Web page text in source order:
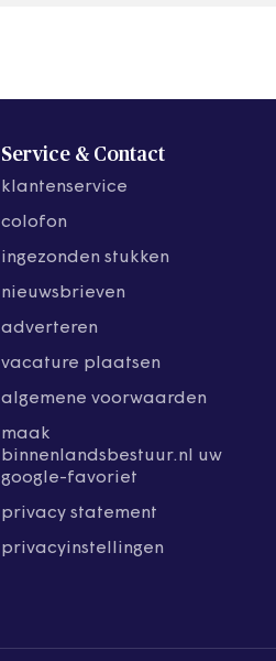
Service & Contact
klantenservice
colofon
ingezonden stukken
nieuwsbrieven
adverteren
vacature plaatsen
algemene voorwaarden
maak
binnenlandsbestuur.nl uw
google-favoriet
privacy statement
privacyinstellingen